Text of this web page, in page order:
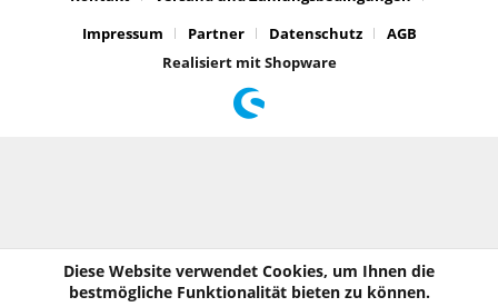
Impressum
Partner Datenschutz
AGB
Realisiert mit Shopware
Diese Website verwendet Cookies, um Ihnen die
bestmögliche Funktionalität bieten zu können.